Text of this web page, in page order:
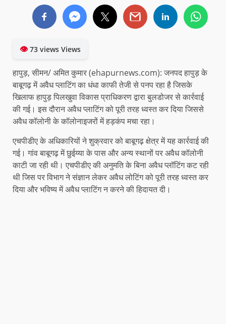
👁73 views Views
हापुड़, सीमन/ अमित कुमार (ehapurnews.com): जनपद हापुड़ के
बाबूगढ़ में अवैध प्लाटिंग का धंधा काफी तेजी से पनप रहा है जिसके
खिलाफ हापुड़ पिलखुवा विकास प्राधिकरण द्वारा बुलडोजर से कार्रवाई
की गई। इस दौरान अवैध प्लाटिंग को पूरी तरह ध्वस्त कर दिया जिससे
अवैध कॉलोनी के कॉलोनाइजरों में हड़कंप मचा रहा।
एचपीडीए के अधिकारियों ने शुक्रवार को बाबूगढ़ क्षेत्र में यह कार्रवाई की
गई। गांव बाबूगढ़ में छुईय्या के पास और अन्य स्थानों पर अवैध कॉलोनी
काटी जा रही थी। एचपीडीए की अनुमति के बिना अवैध प्लॉटिंग कट रही
थी जिस पर विभाग ने संज्ञान लेकर अवैध लोटिंग को पूरी तरह ध्वस्त कर
दिया और भविष्य में अवैध प्लाटिंग न करने की हिदायत दी।